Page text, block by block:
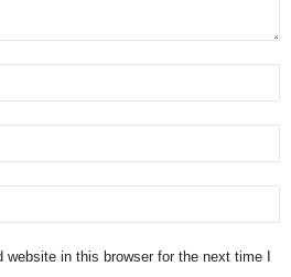
in this browser for the next time I